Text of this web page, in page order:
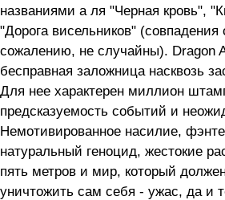
названиями а ля "Черная кровь",
"Дорога висельников" (совпадения
сожалению, не случайны). Dragon
бесправная заложница насквозь
Для нее характерен миллион
предсказуемость событий и
Немотивированное насилие,
натуральный геноцид, жестокие
пять метров и мир, который
уничтожить сам себя - ужас, да и